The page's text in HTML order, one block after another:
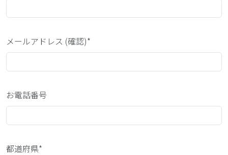
メールアドレス (確認)*
お電話番号
都道府県*